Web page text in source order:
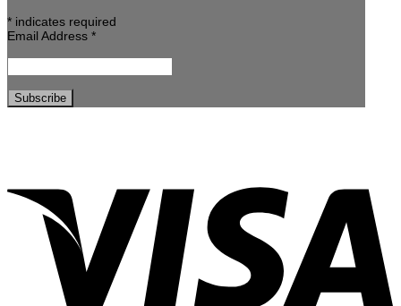
* indicates required
Email Address *